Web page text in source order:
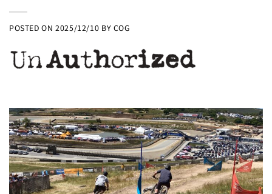
POSTED ON2025/12/10 BY COG